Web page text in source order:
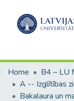
Home